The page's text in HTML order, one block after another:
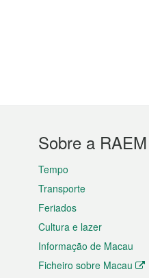
Sobre a RAEM
Tempo
Transporte
Feriados
Cultura e lazer
Informação de Macau
Ficheiro sobre Macau